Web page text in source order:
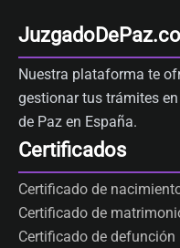
Nuestra plataforma te
gestionar tus trámites
de Paz en España.
Certificados
Certificado de
Certificado de
Certificado de defunción